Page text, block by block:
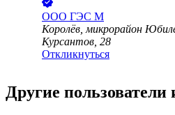
ООО ГЭС М
Королёв, микрорайон
Курсантов, 28
Откликнуться
Другие